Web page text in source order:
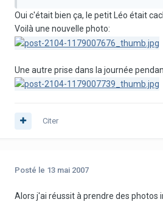
Oui c'était bien ça, le petit Léo était
Voilà une nouvelle photo:
Une autre prise dans la journée
Citer
Posté le 13 mai 2007
Alors j'ai réussit à prendre des photos